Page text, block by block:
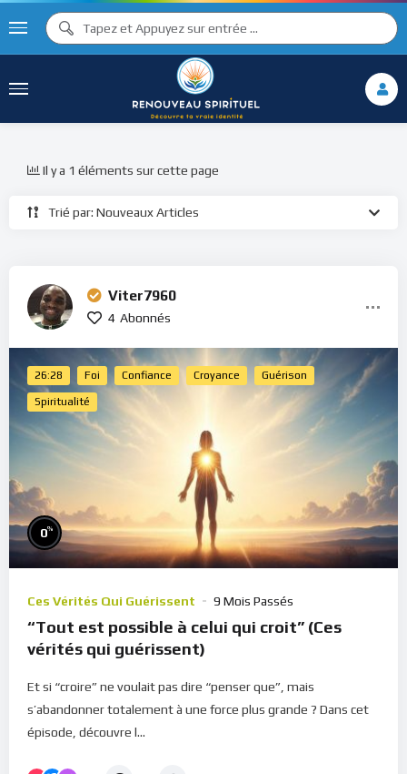
Trié par: Nouveaux Articles
Il y a 1 éléments sur cette page
Viter7960
4 Abonnés
26:28 Foi Confiance Croyance Guérison
Spiritualité
0%
Ces Vérités Qui Guérissent 9 Mois Passés
“Tout est possible à celui qui croit” (Ces
vérités qui guérissent)
Et si “croire” ne voulait pas dire “penser que”, mais
s’abandonner totalement à une force plus grande ? Dans cet
épisode, découvre l...